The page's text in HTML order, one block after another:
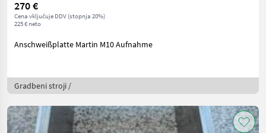
270 €
Cena vključuje DDV (stopnja 20%)
225 € neto
Anschweißplatte Martin M10 Aufnahme
Gradbeni stroji /